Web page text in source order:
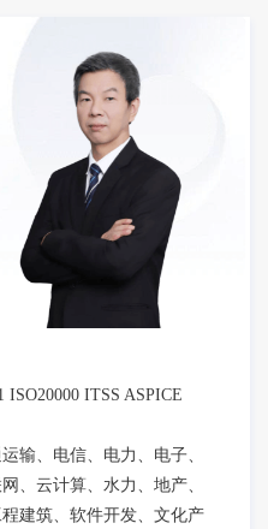
ITSS ASPICE
输、电信、电力、电子、
、云计算、水力、地产、
建筑、软件开发、文化产